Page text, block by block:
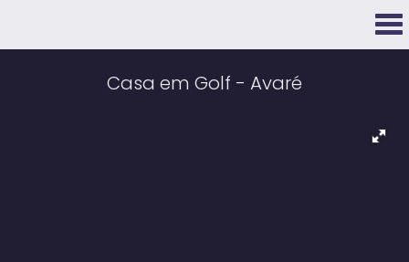
Casa em Golf - Avaré